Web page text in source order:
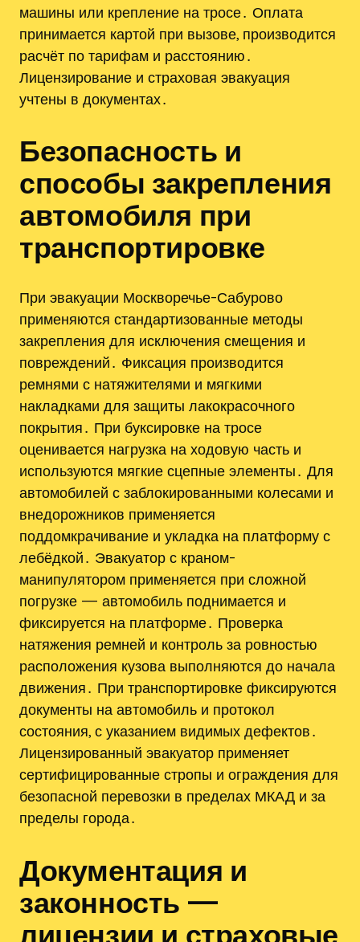
машины или крепление на тросе․ Оплата
принимается картой при вызове, производится
расчёт по тарифам и расстоянию․
Лицензирование и страховая эвакуация
учтены в документах․
Безопасность и
способы закрепления
автомобиля при
транспортировке
При эвакуации Москворечье-Сабурово
применяются стандартизованные методы
закрепления для исключения смещения и
повреждений․ Фиксация производится
ремнями с натяжителями и мягкими
накладками для защиты лакокрасочного
покрытия․ При буксировке на тросе
оценивается нагрузка на ходовую часть и
используются мягкие сцепные элементы․ Для
автомобилей с заблокированными колесами и
внедорожников применяется
поддомкрачивание и укладка на платформу с
лебёдкой․ Эвакуатор с краном-
манипулятором применяется при сложной
погрузке — автомобиль поднимается и
фиксируется на платформе․ Проверка
натяжения ремней и контроль за ровностью
расположения кузова выполняются до начала
движения․ При транспортировке фиксируются
документы на автомобиль и протокол
состояния, с указанием видимых дефектов․
Лицензированный эвакуатор применяет
сертифицированные стропы и ограждения для
безопасной перевозки в пределах МКАД и за
пределы города․
Документация и
законность —
лицензии и страховые